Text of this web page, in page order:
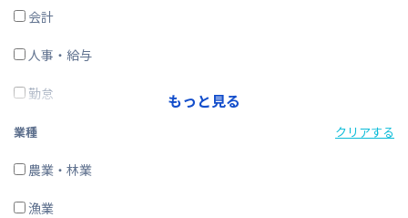
会計
人事・給与
勤怠
経費精算
CRM・SFA
ERP
もっと見る
業種 クリアする
農業・林業
漁業